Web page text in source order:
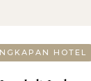
HOTEL